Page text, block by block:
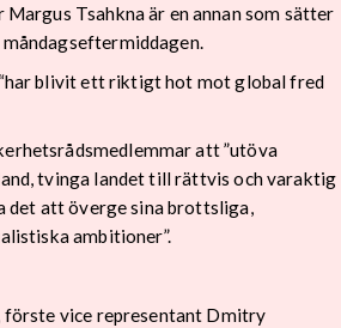
Tsahkna är en annan som sätter
måndagseftermiddagen.
blivit ett riktigt hot mot global fred
att ”utöva
tvinga landet till rättvis och varaktig
det att överge sina brottsliga,
ambitioner”.
förste vice representant Dmitry